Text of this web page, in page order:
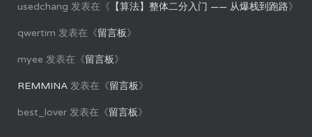
usedchang 发表在《 【算法】整体二分入门 —— 从爆栈到跑路》
qwertim 发表在《留言板》
myee 发表在《留言板》
REMMINA 发表在《留言板》
best_lover 发表在《留言板》